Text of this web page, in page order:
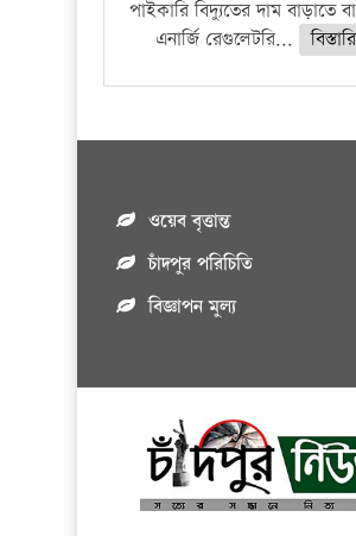
পাইকারি বিদ্যুতের দাম বাড়াতে
এনার্জি রেগুলেটরি...
ওয়েব বৃত্তান্ত
চাঁদপুর পরিচিতি
বিজ্ঞাপন মুল্য